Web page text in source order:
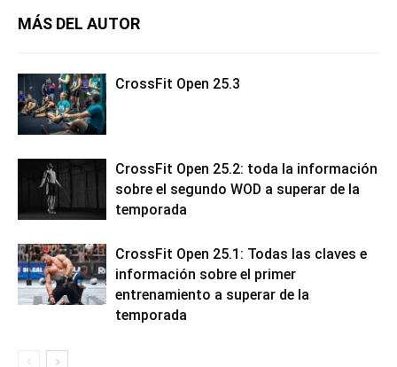
MÁS DEL AUTOR
CrossFit Open 25.3
CrossFit Open 25.2: toda la información
sobre el segundo WOD a superar de la
temporada
CrossFit Open 25.1: Todas las claves e
información sobre el primer
entrenamiento a superar de la
temporada